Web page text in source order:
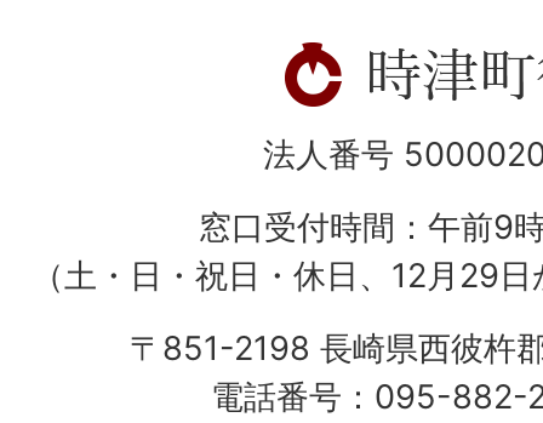
法人番号
窓口受付時間：午前9
（土・日・祝日・休日、12月29
〒851-2198 長崎県西彼杵
電話番号：095-